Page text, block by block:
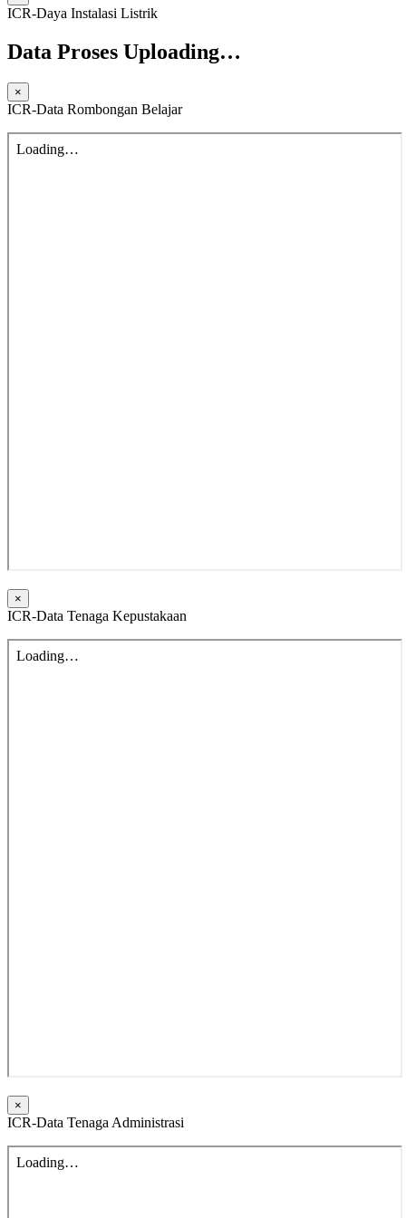
ICR-Daya Instalasi Listrik
Data Proses Uploading…
×
ICR-Data Rombongan Belajar
×
ICR-Data Tenaga Kepustakaan
×
ICR-Data Tenaga Administrasi